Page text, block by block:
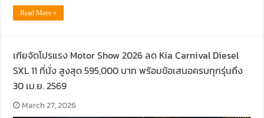
Read More »
เกียจัดโปรแรง Motor Show 2026 ลด Kia Carnival Diesel
SXL 11 ที่นั่ง สูงสุด 595,000 บาท พร้อมข้อเสนอครบทุกรุ่นถึง
30 เม.ย. 2569
March 27, 2026